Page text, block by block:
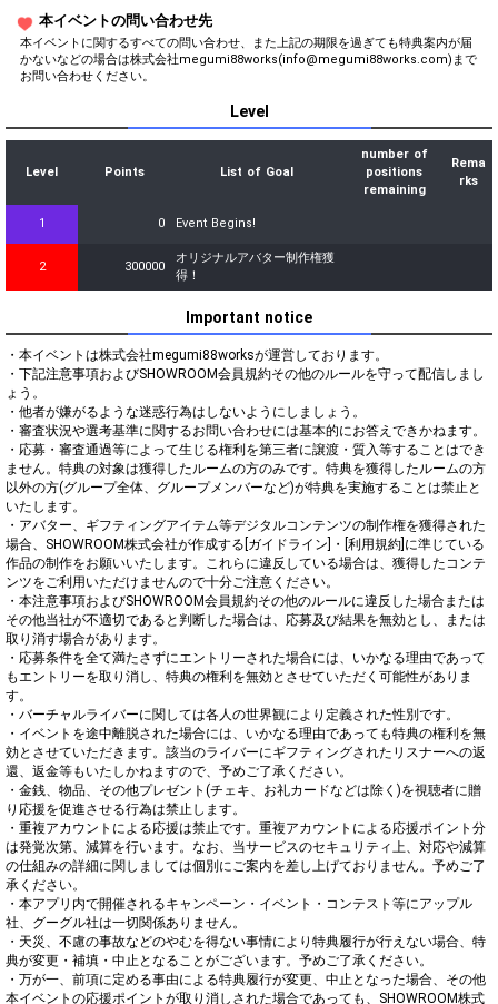
本イベントの問い合わせ先
本イベントに関するすべての問い合わせ、また上記の期限を過ぎても特典案内が届
かないなどの場合は株式会社megumi88works(info@megumi88works.com)まで
お問い合わせください。
Level
Level Points List of Goal
number of
positions
remaining
Rema
rks
1 0 Event Begins!
2 300000
オリジナルアバター制作権獲
得！
Important notice
・本イベントは株式会社megumi88worksが運営しております。
・下記注意事項およびSHOWROOM会員規約その他のルールを守って配信しまし
ょう。
・他者が嫌がるような迷惑行為はしないようにしましょう。
・審査状況や選考基準に関するお問い合わせには基本的にお答えできかねます。
・応募・審査通過等によって生じる権利を第三者に譲渡・質入等することはでき
ません。特典の対象は獲得したルームの方のみです。特典を獲得したルームの方
以外の方(グループ全体、グループメンバーなど)が特典を実施することは禁止と
いたします。
・アバター、ギフティングアイテム等デジタルコンテンツの制作権を獲得された
場合、SHOWROOM株式会社が作成する[ガイドライン]・[利用規約]に準じている
作品の制作をお願いいたします。これらに違反している場合は、獲得したコンテ
ンツをご利用いただけませんので十分ご注意ください。
・本注意事項およびSHOWROOM会員規約その他のルールに違反した場合または
その他当社が不適切であると判断した場合は、応募及び結果を無効とし、または
取り消す場合があります。
・応募条件を全て満たさずにエントリーされた場合には、いかなる理由であって
もエントリーを取り消し、特典の権利を無効とさせていただく可能性がありま
す。
・バーチャルライバーに関しては各人の世界観により定義された性別です。
・イベントを途中離脱された場合には、いかなる理由であっても特典の権利を無
効とさせていただきます。該当のライバーにギフティングされたリスナーへの返
還、返金等もいたしかねますので、予めご了承ください。
・金銭、物品、その他プレゼント(チェキ、お礼カードなどは除く)を視聴者に贈
り応援を促進させる行為は禁止します。
・重複アカウントによる応援は禁止です。重複アカウントによる応援ポイント分
は発覚次第、減算を行います。なお、当サービスのセキュリティ上、対応や減算
の仕組みの詳細に関しましては個別にご案内を差し上げておりません。予めご了
承ください。
・本アプリ内で開催されるキャンペーン・イベント・コンテスト等にアップル
社、グーグル社は一切関係ありません。
・天災、不慮の事故などのやむを得ない事情により特典履行が行えない場合、特
典が変更・補填・中止となることがございます。予めご了承ください。
・万が一、前項に定める事由による特典履行が変更、中止となった場合、その他
本イベントの応援ポイントが取り消しされた場合であっても、SHOWROOM株式